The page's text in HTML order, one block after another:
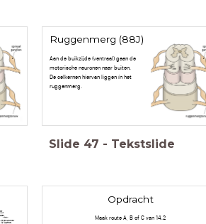
Ruggenmerg (88J)
Aan de buikzijde (ventraal) gaan de
motorische neuronen naar buiten.
De celkernen hiervan liggen ín het
ruggenmerg.
Slide 47 - Tekstslide
Opdracht
Maak route A, B of C van 14.2